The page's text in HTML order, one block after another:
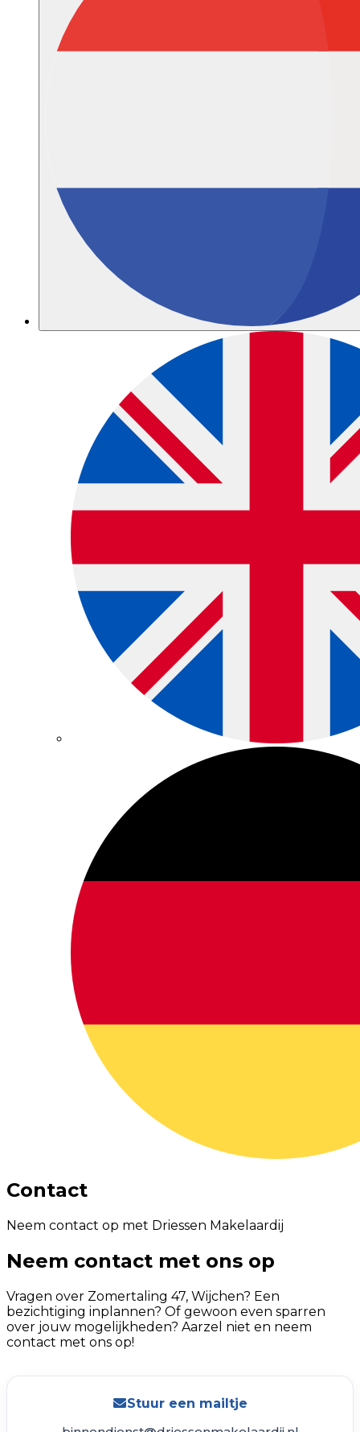
Contact
Neem contact op met Driessen Makelaardij
Neem contact met ons op
Vragen over Zomertaling 47, Wijchen? Een
bezichtiging inplannen? Of gewoon even sparren
over jouw mogelijkheden? Aarzel niet en neem
contact met ons op!
Stuur een mailtje